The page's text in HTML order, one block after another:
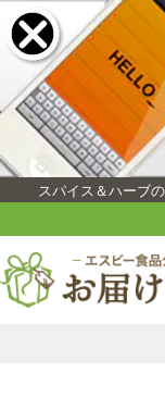
スパイス＆ハーブ